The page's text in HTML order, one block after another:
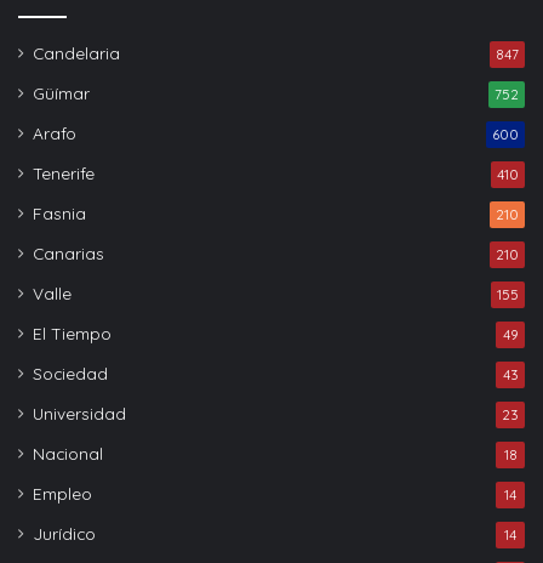
Candelaria 847
Güímar 752
Arafo 600
Tenerife 410
Fasnia 210
Canarias 210
Valle 155
El Tiempo 49
Sociedad 43
Universidad 23
Nacional 18
Empleo 14
Jurídico 14